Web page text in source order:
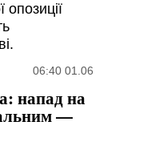
опозиції
06:40 01.06
напад на
—